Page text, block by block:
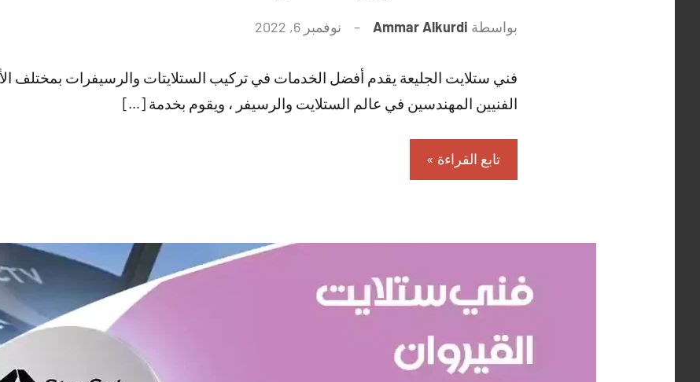
بواسطة Ammar Alkurdi نوفمبر 6, 2022
تعليقات
فني ستلايت الجليعة يقدم أفضل الخدمات في تركيب الستلايتات والرسيفرات بمختلف
الفنيين المهندسين في عالم الستلايت والرسيفر ، ويقوم بخدمة […]
تابع القراءة